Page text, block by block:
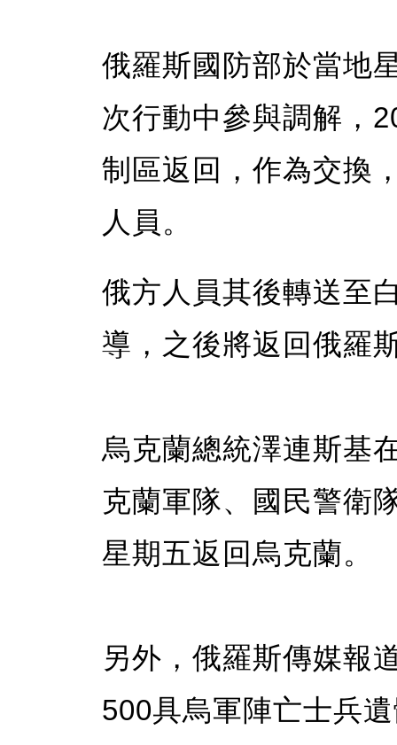
俄羅斯國防部於當地
次行動中參與調解，
制區返回，作為交換
人員。
俄方人員其後轉送至
導，之後將返回俄羅
烏克蘭總統澤連斯基
克蘭軍隊、國民警衛
星期五返回烏克蘭。
另外，俄羅斯傳媒報
500具烏軍陣亡士兵